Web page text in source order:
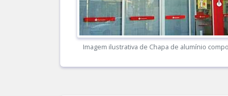
Imagem ilustrativa de Chapa de alumínio